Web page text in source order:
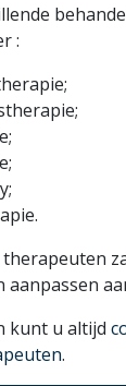
:
aanpassen
kunt u altijd
.